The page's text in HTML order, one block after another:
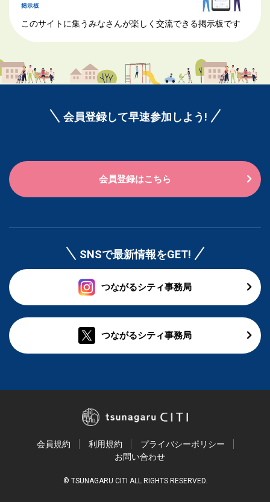
このサイトに集うみなさんが楽しく交流できる掲示板です
会員登録して早速参加しよう!
会員登録はこちら
SNSで最新情報をGET!
つながるシティ事務局
つながるシティ事務局
会員規約 利用規約
プライバシーポリシー
お問い合わせ
© TSUNAGARU CITI ALL RIGHTS RESERVED.